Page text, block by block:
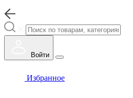
Войти
Избранное